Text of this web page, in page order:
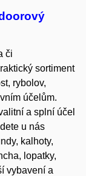
či
sortiment
rybolov,
účelům.
a splní účel
u nás
kalhoty,
lopatky,
vybavení a